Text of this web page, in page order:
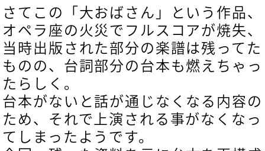
さてこの「大おばさん」という作品、
オペラ座の火災でフルスコアが焼失、
当時出版された部分の楽譜は残ってた
ものの、台詞部分の台本も燃えちゃっ
たらしく。
台本がないと話が通じなくなる内容の
ため、それで 上演される事がなくなっ
てしまったようです。